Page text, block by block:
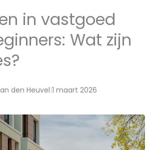
in vastgoed
Wat zijn
den Heuvel|1 maart 2026